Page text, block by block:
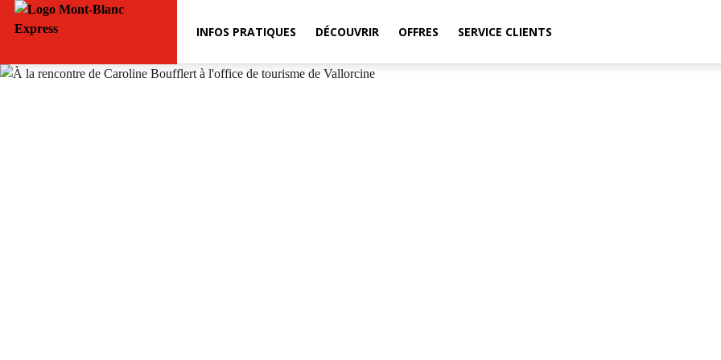
INFOS PRATIQUES DÉCOUVRIR OFFRES SERVICE CLIENTS